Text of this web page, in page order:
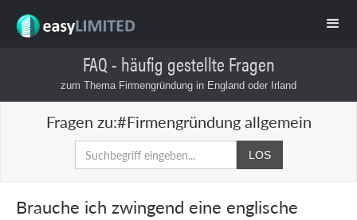
FAQ - häufig gestellte Fragen
zum Thema Firmengründung in England oder Irland
Fragen zu:#Firmengründung allgemein
Brauche ich zwingend eine englische